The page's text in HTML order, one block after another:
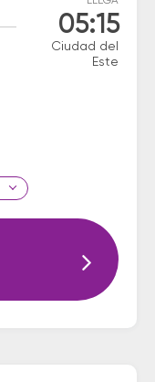
05:15
Ciudad del
Este